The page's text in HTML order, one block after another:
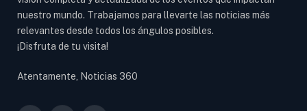
nuestro mundo. Trabajamos para llevarte las noticias más
relevantes desde todos los ángulos posibles.
¡Disfruta de tu visita!
Atentamente, Noticias 360